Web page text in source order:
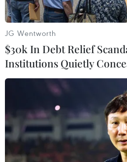
JG Wentworth
$30k In Debt Relief
Institutions Quietly